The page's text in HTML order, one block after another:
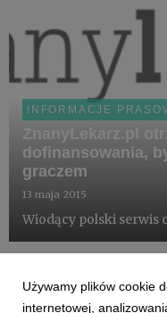
INFORMACJE
ZnanyLekarz.pl
dofinansowania,
graczem
13 maja 2015
Wiodący polski serwis
Używamy plików cookie
internetowej,